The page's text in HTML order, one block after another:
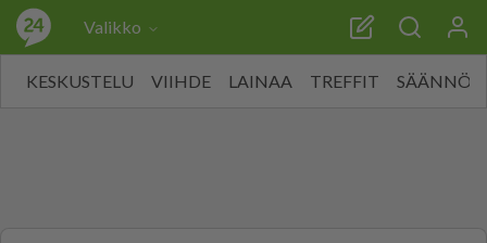
Valikko
KESKUSTELU VIIHDE LAINAA TREFFIT SÄÄNNÖT